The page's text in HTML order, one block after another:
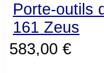
Porte-outils
161 Zeus
583,00 €